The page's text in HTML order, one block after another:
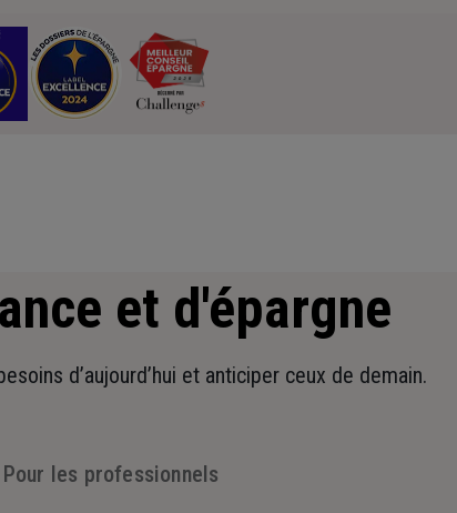
et d'épargne
d’aujourd’hui et anticiper ceux de demain.
Pour les professionnels